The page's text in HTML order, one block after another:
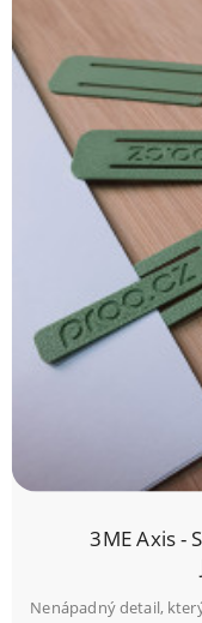
3ME Axis -
Nenápadný detail,